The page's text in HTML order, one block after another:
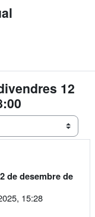
12
de desembre de
15:28